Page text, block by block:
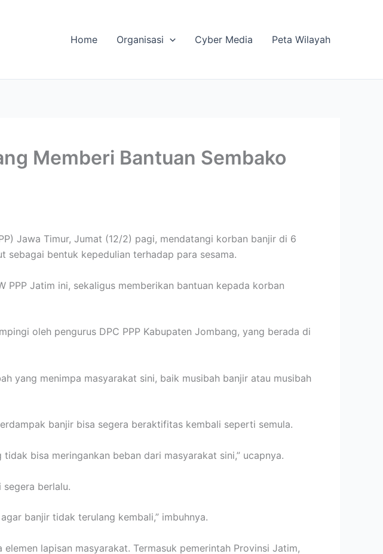
Home Organisasi Cyber Media Peta Wilayah
Memberi Bantuan Sembako
Jawa Timur, Jumat (12/2) pagi, mendatangi korban banjir di 6
sebagai bentuk kepedulian terhadap para sesama.
PPP Jatim ini, sekaligus memberikan bantuan kepada korban
oleh pengurus DPC PPP Kabupaten Jombang, yang berada di
yang menimpa masyarakat sini, baik musibah banjir atau musibah
banjir bisa segera beraktifitas kembali seperti semula.
bisa meringankan beban dari masyarakat sini,” ucapnya.
segera berlalu.
banjir tidak terulang kembali,” imbuhnya.
lapisan masyarakat. Termasuk pemerintah Provinsi Jatim,